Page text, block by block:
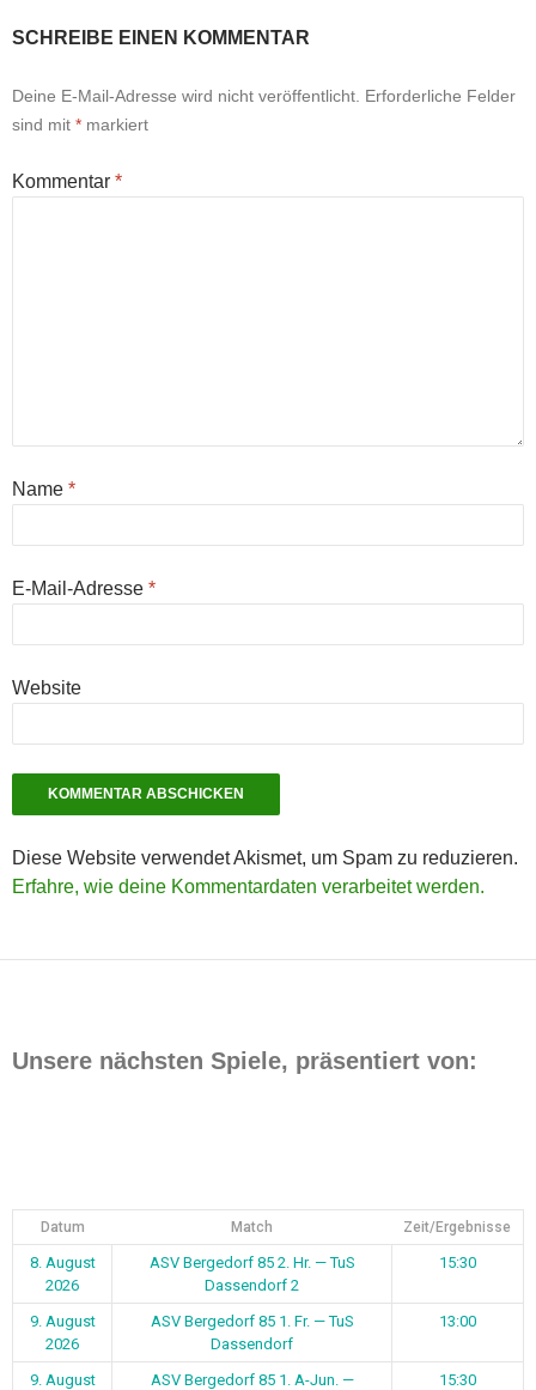
SCHREIBE EINEN KOMMENTAR
Deine E-Mail-Adresse wird nicht veröffentlicht. Erforderliche Felder
sind mit * markiert
Kommentar *
Name *
E-Mail-Adresse *
Website
Diese Website verwendet Akismet, um Spam zu reduzieren.
Erfahre, wie deine Kommentardaten verarbeitet werden.
Unsere nächsten Spiele, präsentiert von:
Datum Match Zeit/Ergebnisse
8. August
2026
ASV Bergedorf 85 2. Hr. — TuS
Dassendorf 2
15:30
9. August
2026
ASV Bergedorf 85 1. Fr. — TuS
Dassendorf
13:00
9. August
ASV Bergedorf 85 1. A-Jun. —
15:30